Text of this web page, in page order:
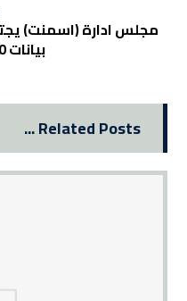
بيانات 30-09-2012
Related Posts ...